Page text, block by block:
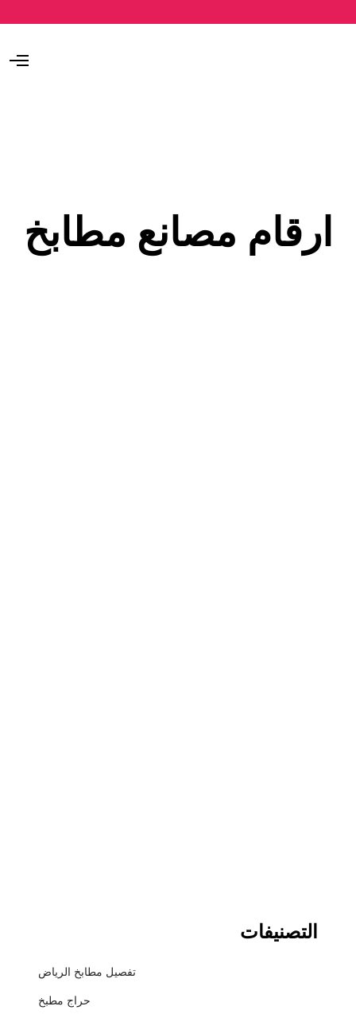
O
ارقام مصانع مطابخ
التصنيفات
تفصيل مطابخ الرياض
حراج مطبخ